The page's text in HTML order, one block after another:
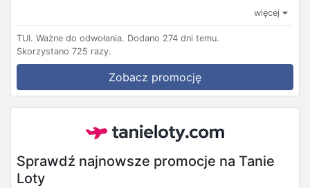
więcej
TUI. Ważne do odwołania. Dodano 274 dni temu.
Skorzystano 725 razy.
Zobacz promocję
Sprawdź najnowsze promocje na Tanie
Loty